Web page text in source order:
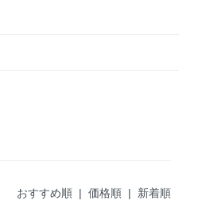
おすすめ順 | 価格順 | 新着順